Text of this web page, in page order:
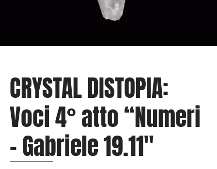
CRYSTAL DISTOPIA:
Voci 4° atto “Numeri
– Gabriele 19.11″